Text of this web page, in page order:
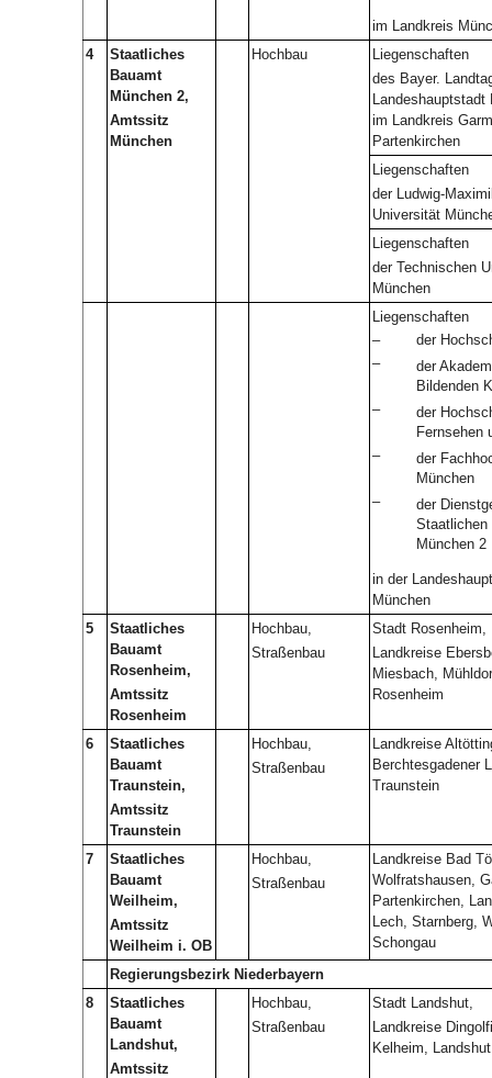
im Landkreis
4
Staatliches
Bauamt
München 2,
Amtssitz
München
Hochbau
Liegenschaften
des Bayer.
Landeshauptstadt
im Landkreis
Partenkirchen
Liegenschaften
der Ludwig-
Universität
Liegenschaften
der Technischen
München
Liegenschaften
–
der
–
der
Bildenden
–
der
Fernsehen
–
der
München
–
der
Staatlichen
München 2
in der
München
5
Staatliches
Bauamt
Rosenheim,
Amtssitz
Rosenheim
Hochbau,
Straßenbau
Stadt Rosenheim,
Landkreise
Miesbach,
Rosenheim
6
Staatliches
Bauamt
Traunstein,
Amtssitz
Traunstein
Hochbau,
Straßenbau
Landkreise
Berchtesgadener
Traunstein
7
Staatliches
Bauamt
Weilheim,
Amtssitz
Weilheim i. OB
Hochbau,
Straßenbau
Landkreise Bad
Wolfratshausen,
Partenkirchen,
Lech, Starnberg,
Schongau
Regierungsbezirk Niederbayern
8
Staatliches
Bauamt
Landshut,
Amtssitz
Hochbau,
Straßenbau
Stadt Landshut,
Landkreise
Kelheim, Landshut